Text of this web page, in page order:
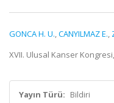
GONCA H. U.,CANYILMAZ E.,
XVII. Ulusal Kanser
Yayın Türü: Bildiri